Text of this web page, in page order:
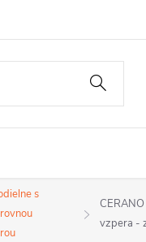
s
vzpera -